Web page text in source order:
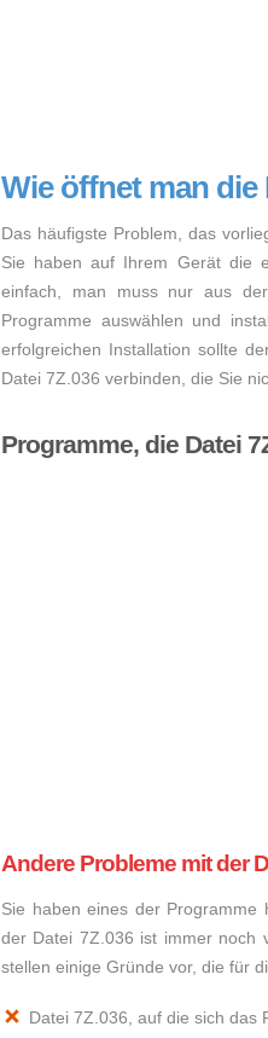
Wie öffnet man die
Das häufigste Problem, das
Sie haben auf Ihrem Gerät die
einfach, man muss nur aus
Programme auswählen und
erfolgreichen Installation sollte
Datei 7Z.036 verbinden, die Sie
Programme, die Datei
Andere Probleme mit der
Sie haben eines der Programme
der Datei 7Z.036 ist immer noch
stellen einige Gründe vor, die für
Datei 7Z.036, auf die sich das